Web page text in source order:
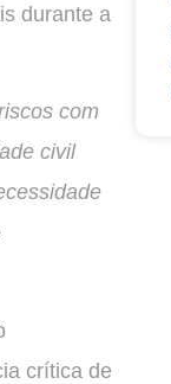
durante a
com
civil
crítica de